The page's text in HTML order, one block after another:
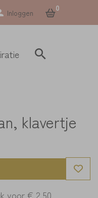
Inloggen 0
klavertje
voor€ 2,50